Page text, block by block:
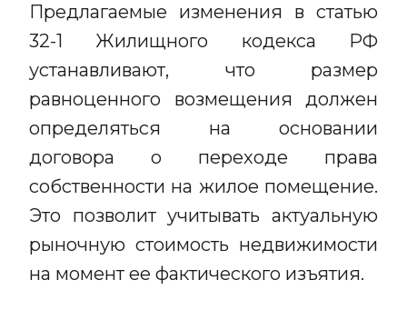
Предлагаемые изменения в статью
32-1 Жилищного кодекса РФ
устанавливают, что размер
равноценного возмещения должен
определяться на основании
договора о переходе права
собственности на жилое помещение.
Это позволит учитывать актуальную
рыночную стоимость недвижимости
на момент ее фактического изъятия.